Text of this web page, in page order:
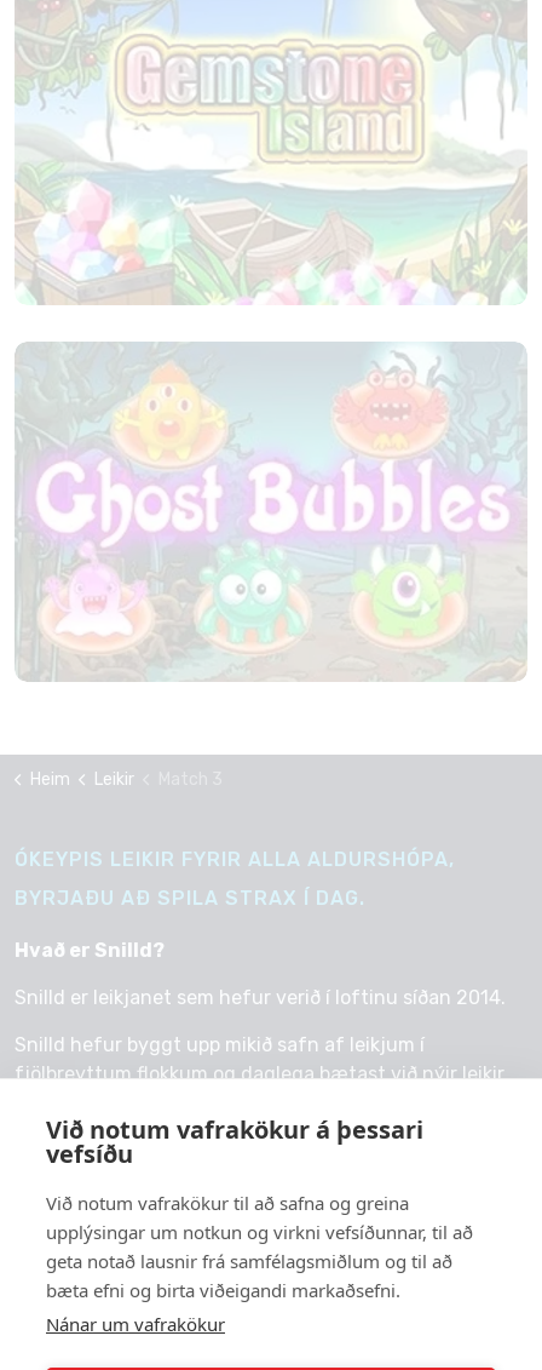
Við notum vafrakökur á þessari
vefsíðu
Við notum vafrakökur til að safna og greina
upplýsingar um notkun og virkni vefsíðunnar, til að
geta notað lausnir frá samfélagsmiðlum og til að
bæta efni og birta viðeigandi markaðsefni.
Nánar um vafrakökur
Heim Leikir
ÓKEYPIS LEIKIR FYRIR ALLA ALDURSHÓPA,
BYRJAÐU AÐ SPILA STRAX Í DAG.
Hvað er Snilld?
Snilld er leikjanet sem hefur verið í loftinu síðan 2014.
Snilld hefur byggt upp mikið safn af leikjum í
fjölbreyttum flokkum og daglega bætast við nýir leikir.
© 2026 snilld.is
Persónuvernd